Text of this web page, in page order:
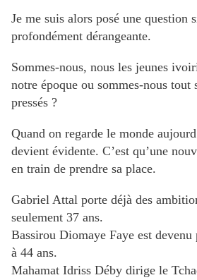
Je me suis alors posé une question
profondément dérangeante.
Sommes-nous, nous les jeunes
notre époque ou sommes-nous tout
pressés ?
Quand on regarde le monde
devient évidente. C’est qu’une
en train de prendre sa place.
Gabriel Attal porte déjà des
seulement 37 ans.
Bassirou Diomaye Faye est devenu
à 44 ans.
Mahamat Idriss Déby dirige le